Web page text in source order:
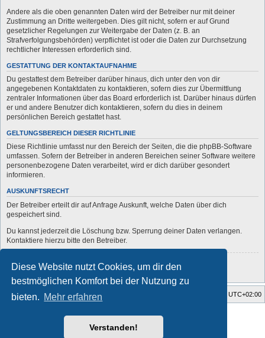
Diese Website nutzt Cookies, um dir den
bestmöglichen Komfort bei der Nutzung zu
bieten. Mehr erfahren
Verstanden!
Andere als die oben genannten Daten wird der Betreiber nur mit deiner
Zustimmung an Dritte weitergeben. Dies gilt nicht, sofern er auf Grund
gesetzlicher Regelungen zur Weitergabe der Daten (z. B. an
Strafverfolgungsbehörden) verpflichtet ist oder die Daten zur Durchsetzung
rechtlicher Interessen erforderlich sind.
GESTATTUNG DER KONTAKTAUFNAHME
Du gestattest dem Betreiber darüber hinaus, dich unter den von dir
angegebenen Kontaktdaten zu kontaktieren, sofern dies zur Übermittlung
zentraler Informationen über das Board erforderlich ist. Darüber hinaus dürfen
er und andere Benutzer dich kontaktieren, sofern du dies in deinem
persönlichen Bereich gestattet hast.
GELTUNGSBEREICH DIESER RICHTLINIE
Diese Richtlinie umfasst nur den Bereich der Seiten, die die phpBB-Software
umfassen. Sofern der Betreiber in anderen Bereichen seiner Software weitere
personenbezogene Daten verarbeitet, wird er dich darüber gesondert
informieren.
AUSKUNFTSRECHT
Der Betreiber erteilt dir auf Anfrage Auskunft, welche Daten über dich
gespeichert sind.
Du kannst jederzeit die Löschung bzw. Sperrung deiner Daten verlangen.
Kontaktiere hierzu bitte den Betreiber.
Zurück zur vorherigen Seite
Startseite Foren-Übersicht UTC+02:00
Deutsche Übersetzung durch